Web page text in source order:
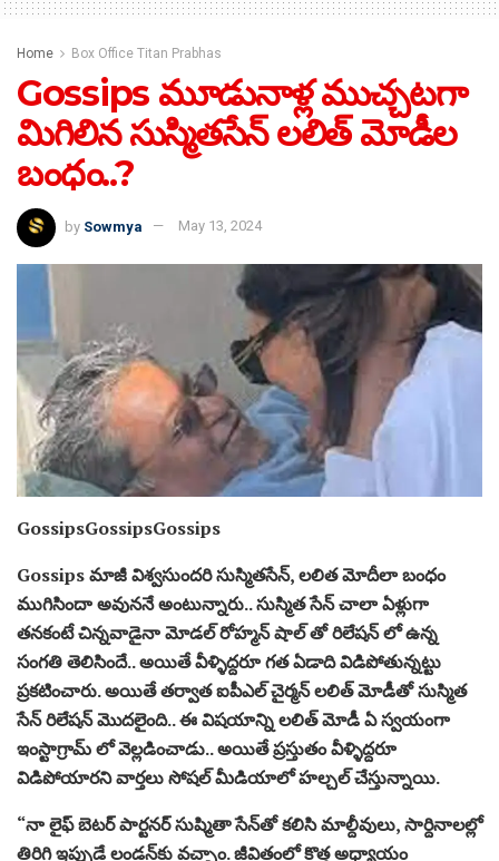
Home Box Office Titan Prabhas
Gossips మూడునాళ్ల ముచ్చటగా
మిగిలిన సుస్మితసేన్ లలిత్ మోడీల
బంధం..?
by Sowmya May 13, 2024
GossipsGossipsGossips
Gossips మాజీ విశ్వసుందరి సుస్మితసేన్, లలిత మోదీలా బంధం
ముగిసిందా అవుననే అంటున్నారు.. సుస్మిత సేన్ చాలా ఏళ్లుగా
తనకంటే చిన్నవాడైనా మోడల్ రోహ్మన్ షాల్ తో రిలేషన్ లో ఉన్న
సంగతి తెలిసిందే.. అయితే వీళ్ళిద్దరూ గత ఏడాది విడిపోతున్నట్టు
ప్రకటించారు. అయితే తర్వాత ఐపీఎల్ చైర్మన్ లలిత్ మోడీతో సుస్మిత
సేన్ రిలేషన్ మొదలైంది.. ఈ విషయాన్ని లలిత్ మోడీ ఏ స్వయంగా
ఇంస్టాగ్రామ్ లో వెల్లడించాడు.. అయితే ప్రస్తుతం వీళ్ళిద్దరూ
విడిపోయారని వార్తలు సోషల్ మీడియాలో హల్చల్ చేస్తున్నాయి.
“నా లైఫ్ బెటర్ పార్టనర్ సుష్మితా సేన్‌తో కలిసి మాల్దీవులు, సార్దినాలల్లో
తిరిగి ఇప్పుడే లండన్‌కు వచ్చాం. జీవితంలో కొత్త అధ్యాయం